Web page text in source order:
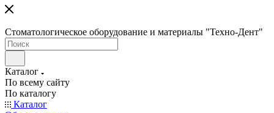
Стоматологическое оборудование и материалы "Техно-Дент"
Каталог
По всему сайту
По каталогу
Каталог